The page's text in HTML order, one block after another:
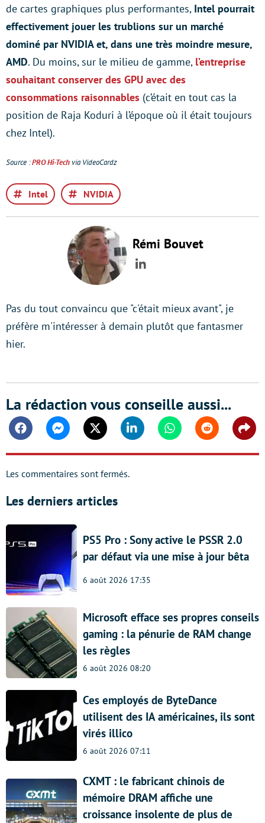
de cartes graphiques plus performantes, Intel pourrait
effectivement jouer les trublions sur un marché
dominé par NVIDIA et, dans une très moindre mesure,
AMD. Du moins, sur le milieu de gamme, l’entreprise
souhaitant conserver des GPU avec des
consommations raisonnables (c’était en tout cas la
position de Raja Koduri à l’époque où il était toujours
chez Intel).
Source :PRO Hi-Techvia VideoCardz
Intel NVIDIA
Rémi Bouvet
LinkedIn
Pas du tout convaincu que "c'était mieux avant", je
préfère m'intéresser à demain plutôt que fantasmer
hier.
La rédaction vous conseille aussi...
FacebookMessengerTwitter Linkedin WhatsappReddit
Les commentaires sont fermés.
Les derniers articles
PS5 Pro : Sony active le PSSR 2.0
par défaut via une mise à jour bêta
6 août 2026 17:35
Microsoft efface ses propres conseils
gaming : la pénurie de RAM change
les règles
6 août 2026 08:20
Ces employés de ByteDance
utilisent des IA américaines, ils sont
virés illico
6 août 2026 07:11
CXMT : le fabricant chinois de
mémoire DRAM affiche une
croissance insolente de plus de